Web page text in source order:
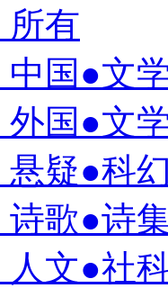
有
国●文
国●文
疑●科
歌●诗
文●社